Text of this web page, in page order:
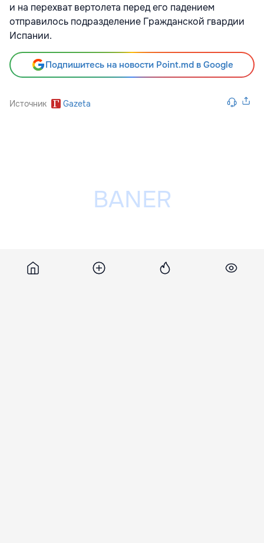
и на перехват вертолета перед его падением
отправилось подразделение Гражданской гвардии
Испании.
Подпишитесь на новости Point.md в Google
Источник Gazeta